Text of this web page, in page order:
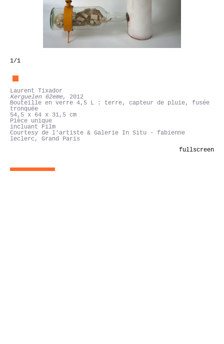
1/1
Laurent Tixador
Kerguelen 62eme, 2012
Bouteille en verre 4,5 L : terre, capteur de pluie, fusée
tronquée
54,5 x 64 x 31,5 cm
Pièce unique
incluant Film
Courtesy de l'artiste & Galerie In Situ - fabienne
leclerc, Grand Paris
fullscreen